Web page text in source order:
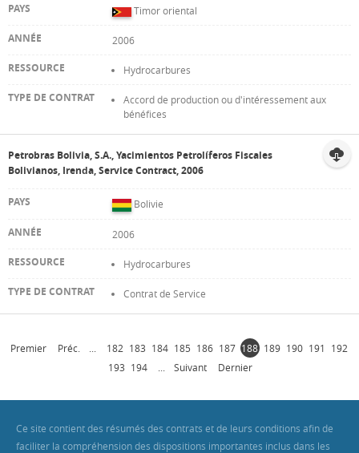
Timor oriental
2006
Hydrocarbures
Accord de production ou d'intéressement aux
bénéfices
Petrobras Bolivia, S.A., Yacimientos Petrolíferos Fiscales
Bolivianos, Irenda, Service Contract, 2006
Bolivie
2006
Hydrocarbures
Contrat de Service
Premier Préc. 182 183 184 185 186 187 188 189 190 191
192
193 194 Suivant Dernier
Ce site contient des résumés des contrats et de leurs conditions afin de
faciliter la compréhension des dispositions importantes inclus dans les